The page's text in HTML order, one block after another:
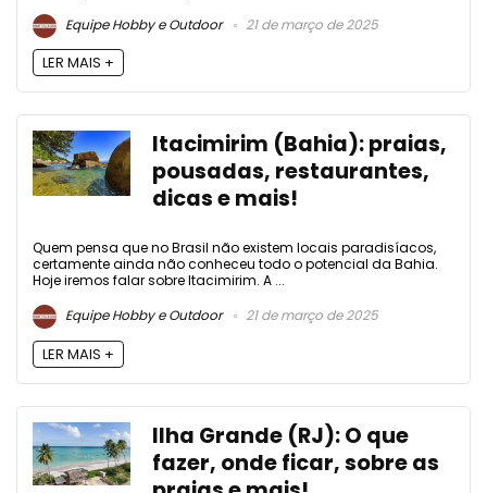
Equipe Hobby e Outdoor
21 de março de 2025
LER MAIS +
Itacimirim (Bahia): praias,
pousadas, restaurantes,
dicas e mais!
Quem pensa que no Brasil não existem locais paradisíacos,
certamente ainda não conheceu todo o potencial da Bahia.
Hoje iremos falar sobre Itacimirim. A ...
Equipe Hobby e Outdoor
21 de março de 2025
LER MAIS +
Ilha Grande (RJ): O que
fazer, onde ficar, sobre as